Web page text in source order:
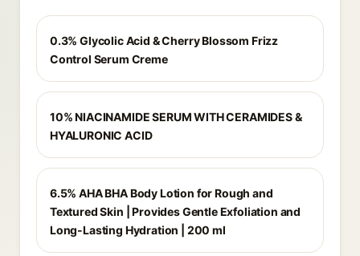
0.3% Glycolic Acid & Cherry Blossom Frizz
Control Serum Creme
10% NIACINAMIDE SERUM WITH CERAMIDES &
HYALURONIC ACID
6.5% AHA BHA Body Lotion for Rough and
Textured Skin | Provides Gentle Exfoliation and
Long-Lasting Hydration | 200 ml